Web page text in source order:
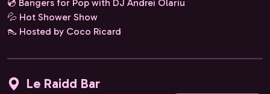
💿 Bangers for Pop with DJ Andrei Olariu
💦 Hot Shower Show
👠 Hosted by Coco Ricard
Le Raidd Bar